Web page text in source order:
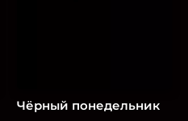
Чёрный понедельник